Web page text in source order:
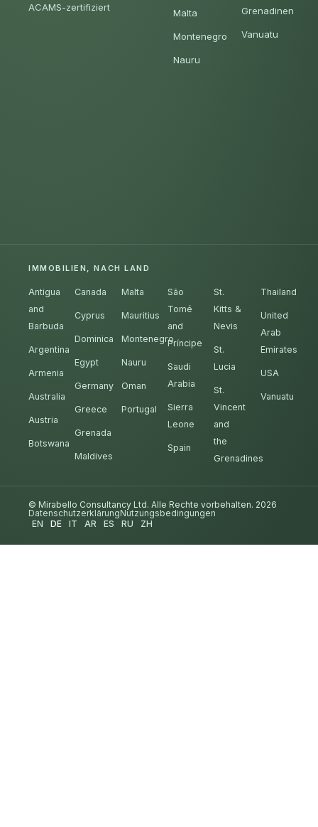
ACAMS-zertifiziert
Malta
Montenegro
Nauru
Grenadinen
Vanuatu
IMMOBILIEN, NACH LAND
Antigua
and
Barbuda
Argentina
Armenia
Australia
Austria
Botswana
Canada
Cyprus
Dominica
Egypt
Germany
Greece
Grenada
Maldives
Malta
Mauritius
Montenegro
Nauru
Oman
Portugal
São
Tomé
and
Príncipe
Saudi
Arabia
Sierra
Leone
Spain
St.
Kitts &
Nevis
St.
Lucia
St.
Vincent
and
the
Grenadines
Thailand
United
Arab
Emirates
USA
Vanuatu
© Mirabello Consultancy Ltd. Alle Rechte vorbehalten. 2026
DatenschutzerklärungNutzungsbedingungen
EN
DE IT AR ES RU ZH